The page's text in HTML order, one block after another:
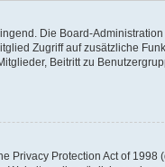
Die Board-
Zugriff auf zusätzliche
Beitritt zu
Privacy Protection Act of